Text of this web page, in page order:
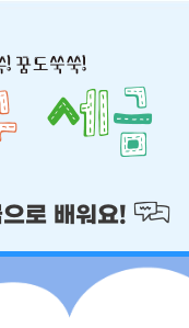
으로 배워요!